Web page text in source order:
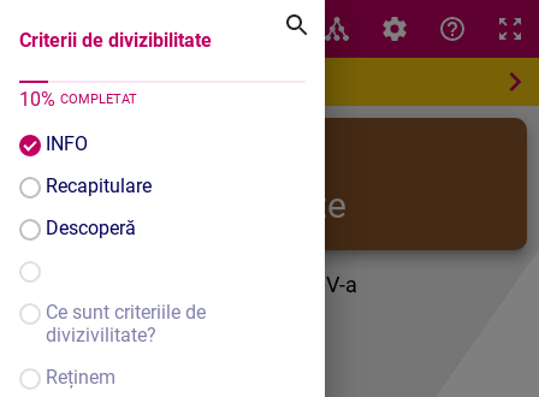
Criterii de divizibilitate
10% COMPLETAT
INFO
Recapitulare
Descoperă
Ce sunt criteriile de
divizivilitate?
Reținem
Criterii de divizibilitate
divizibilitate
Lecție interactivă clasa a V-a
Disciplina Matematică
Prof. Juravle Anișoara